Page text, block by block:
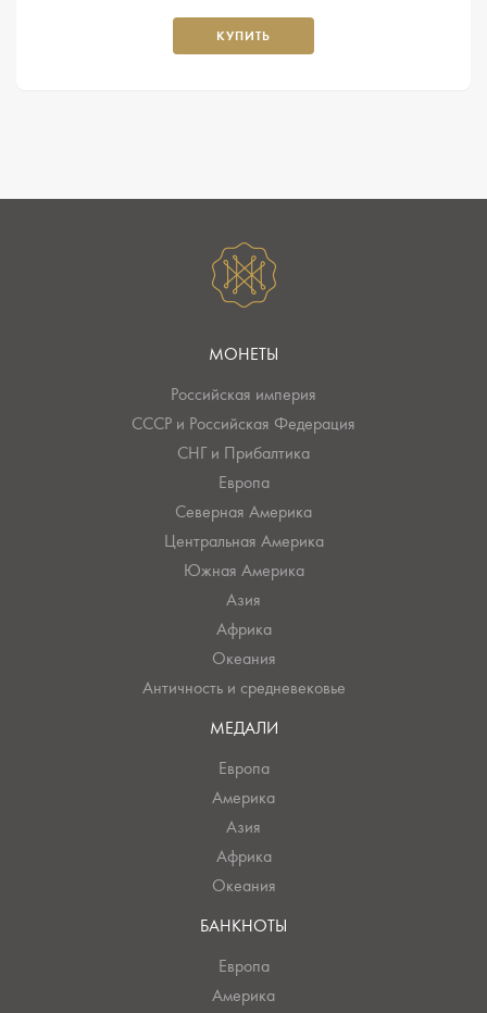
КУПИТЬ
МОНЕТЫ
Российская империя
СССР и Российская Федерация
СНГ и Прибалтика
Европа
Северная Америка
Центральная Америка
Южная Америка
Азия
Африка
Океания
Античность и средневековье
МЕДАЛИ
Европа
Америка
Азия
Африка
Океания
БАНКНОТЫ
Европа
Америка